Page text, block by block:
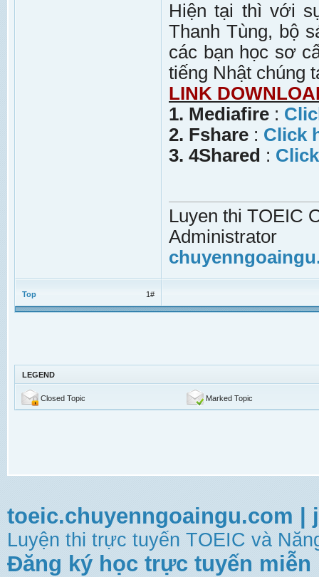
Hiện tại thì với
Thanh Tùng, bộ
các bạn học sơ
tiếng Nhật chúng
LINK
1. Mediafire :
2. Fshare : Click
3. 4Shared :
Luyen thi TOEIC
Administrator
Top 1#
LEGEND
Closed Topic Marked Topic
toeic.chuyenngoaingu.com
Luyện thi trực tuyến TOEIC và
Đăng ký học trực tuyến miễn